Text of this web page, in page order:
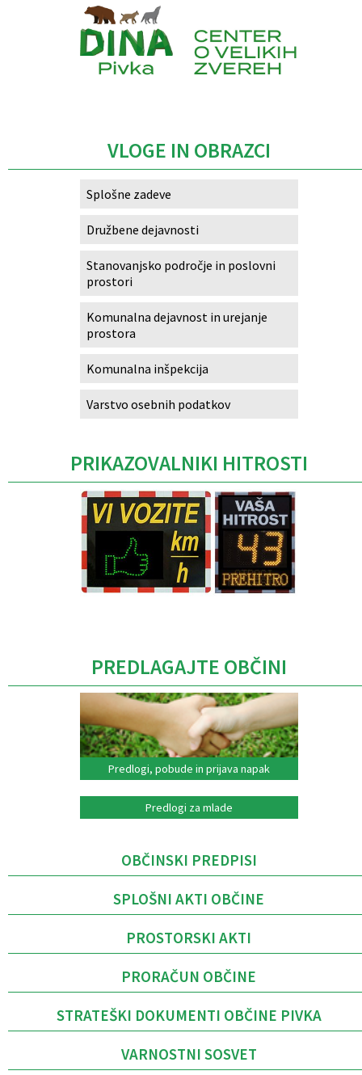
VLOGE IN OBRAZCI
Splošne zadeve
Družbene dejavnosti
Stanovanjsko področje in poslovni
prostori
Komunalna dejavnost in urejanje
prostora
Komunalna inšpekcija
Varstvo osebnih podatkov
PRIKAZOVALNIKI HITROSTI
PREDLAGAJTE OBČINI
Predlogi, pobude in prijava napak
Predlogi za mlade
OBČINSKI PREDPISI
SPLOŠNI AKTI OBČINE
PROSTORSKI AKTI
PRORAČUN OBČINE
STRATEŠKI DOKUMENTI OBČINE PIVKA
VARNOSTNI SOSVET
Kultura, šport in turizem
Skupna občinska uprava